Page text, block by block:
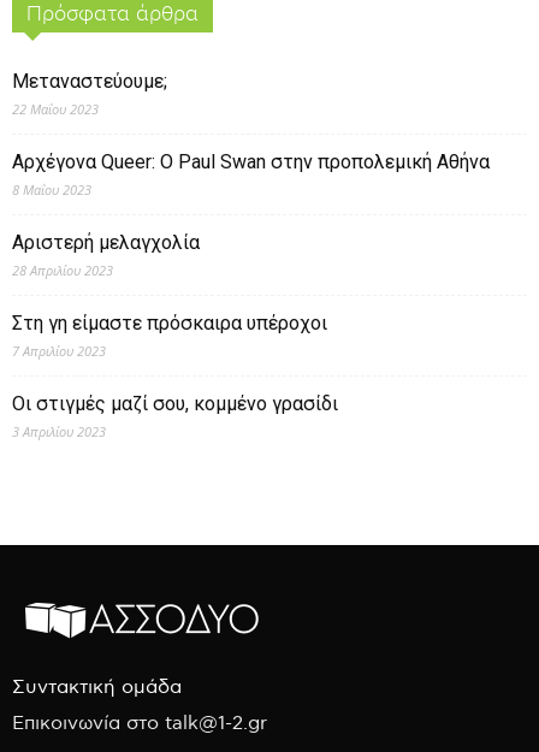
Πρόσφατα άρθρα
Μεταναστεύουμε;
22 Μαΐου 2023
Αρχέγονα Queer: O Paul Swan στην προπολεμική Αθήνα
8 Μαΐου 2023
Αριστερή μελαγχολία
28 Απριλίου 2023
Στη γη είμαστε πρόσκαιρα υπέροχοι
7 Απριλίου 2023
Οι στιγμές μαζί σου, κομμένο γρασίδι
3 Απριλίου 2023
Συντακτική ομάδα
Επικοινωνία στο talk@1-2.gr